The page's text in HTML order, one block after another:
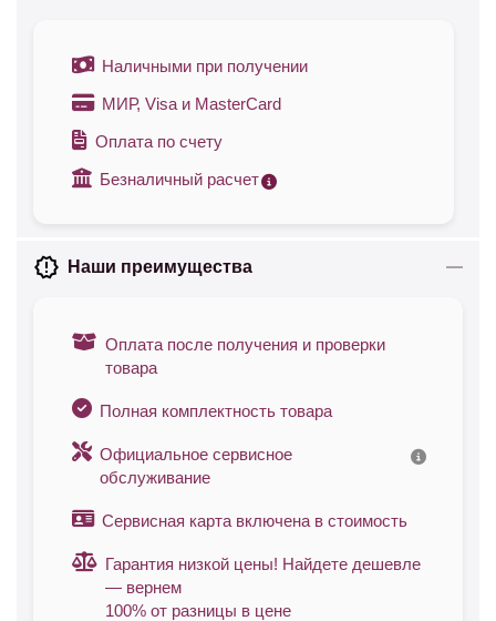
Наличными при получении
МИР, Visa и MasterCard
Оплата по счету
Безналичный расчет
Наши преимущества
Оплата после получения и проверки
товара
Полная комплектность товара
Официальное сервисное
обслуживание
Сервисная карта включена в стоимость
Гарантия низкой цены! Найдете дешевле
— вернем
100% от разницы в цене